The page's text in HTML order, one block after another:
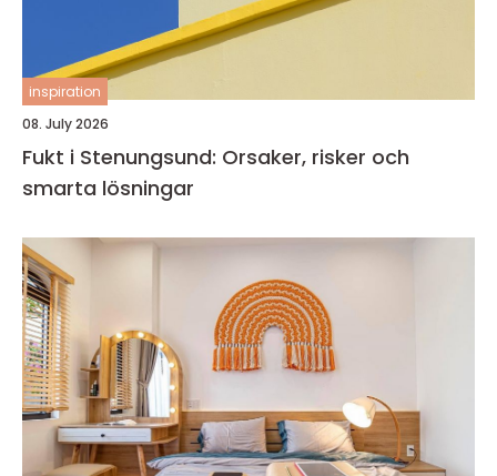
inspiration
08. July 2026
Fukt i Stenungsund: Orsaker, risker och
smarta lösningar